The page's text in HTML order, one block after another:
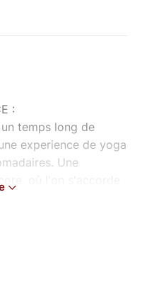
:
temps long de
experience de yoga
Une
où l'on s'accorde